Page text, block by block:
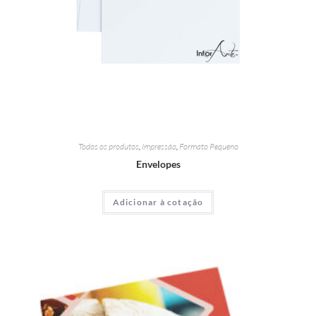
Todos os produtos, Impressão, Formato Pequeno
Envelopes
Adicionar à cotação